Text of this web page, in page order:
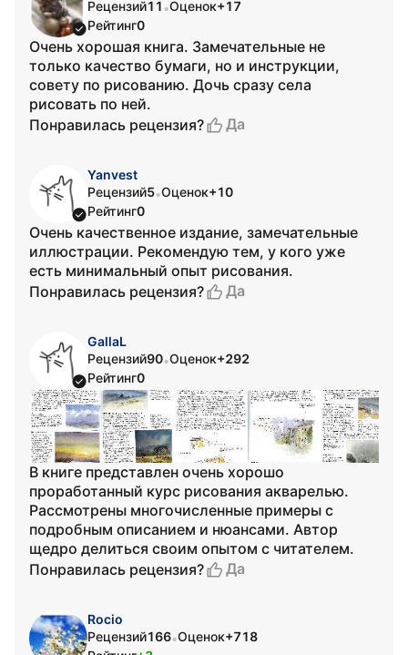
Рецензий11 •Оценок+17
Рейтинг0
Очень хорошая книга. Замечательные не
только качество бумаги, но и инструкции,
совету по рисованию. Дочь сразу села
рисовать по ней.
Понравилась рецензия?
Да
Yanvest
Рецензий5•Оценок+10
Рейтинг0
Очень качественное издание, замечательные
иллюстрации. Рекомендую тем, у кого уже
есть минимальный опыт рисования.
Понравилась рецензия?
Да
GallaL
Рецензий90•Оценок+292
Рейтинг0
В книге представлен очень хорошо
проработанный курс рисования акварелью.
Рассмотрены многочисленные примеры с
подробным описанием и нюансами. Автор
щедро делиться своим опытом с читателем.
Понравилась рецензия?
Да
Rocio
Рецензий166•Оценок+718